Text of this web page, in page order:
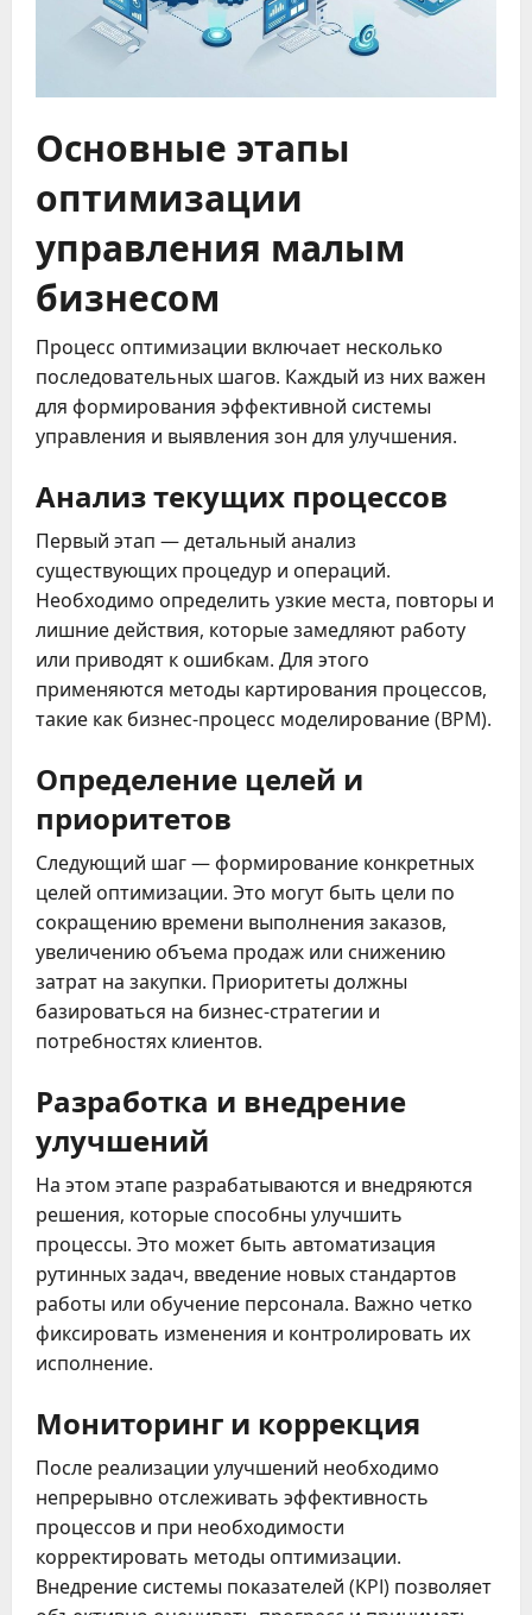
Основные этапы
оптимизации
управления малым
бизнесом
Процесс оптимизации включает несколько
последовательных шагов. Каждый из них важен
для формирования эффективной системы
управления и выявления зон для улучшения.
Анализ текущих процессов
Первый этап — детальный анализ
существующих процедур и операций.
Необходимо определить узкие места, повторы и
лишние действия, которые замедляют работу
или приводят к ошибкам. Для этого
применяются методы картирования процессов,
такие как бизнес-процесс моделирование (BPM).
Определение целей и
приоритетов
Следующий шаг — формирование конкретных
целей оптимизации. Это могут быть цели по
сокращению времени выполнения заказов,
увеличению объема продаж или снижению
затрат на закупки. Приоритеты должны
базироваться на бизнес-стратегии и
потребностях клиентов.
Разработка и внедрение
улучшений
На этом этапе разрабатываются и внедряются
решения, которые способны улучшить
процессы. Это может быть автоматизация
рутинных задач, введение новых стандартов
работы или обучение персонала. Важно четко
фиксировать изменения и контролировать их
исполнение.
Мониторинг и коррекция
После реализации улучшений необходимо
непрерывно отслеживать эффективность
процессов и при необходимости
корректировать методы оптимизации.
Внедрение системы показателей (KPI) позволяет